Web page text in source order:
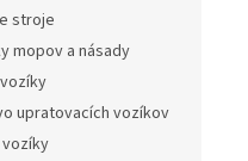
stroje
mopov a násady
upratovacích vozíkov